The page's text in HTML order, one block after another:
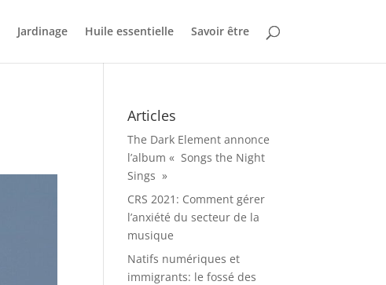
Jardinage Huile essentielle Savoir être
Articles
The Dark Element annonce
l’album « Songs the Night
Sings »
CRS 2021: Comment gérer
l’anxiété du secteur de la
musique
Natifs numériques et
immigrants: le fossé des